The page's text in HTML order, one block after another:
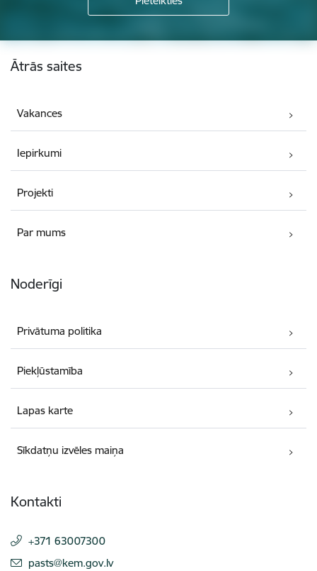
Kājene
Ātrās saites
Vakances
Iepirkumi
Projekti
Par mums
Noderīgi
Privātuma politika
Piekļūstamība
Lapas karte
Sīkdatņu izvēles maiņa
Kontakti
+371 63007300
E-pasts:
pasts@kem.gov.lv